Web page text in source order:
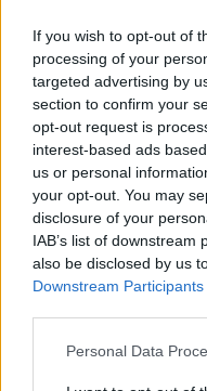
If you wish to opt-out of
processing of your
targeted advertising by
section to confirm your
opt-out request is
interest-based ads
us or personal
your opt-out. You may
disclosure of your
IAB’s list of
also be disclosed by us
Downstream Participants
Personal Data
Έλενα Γαλύφα, Φωτεινή